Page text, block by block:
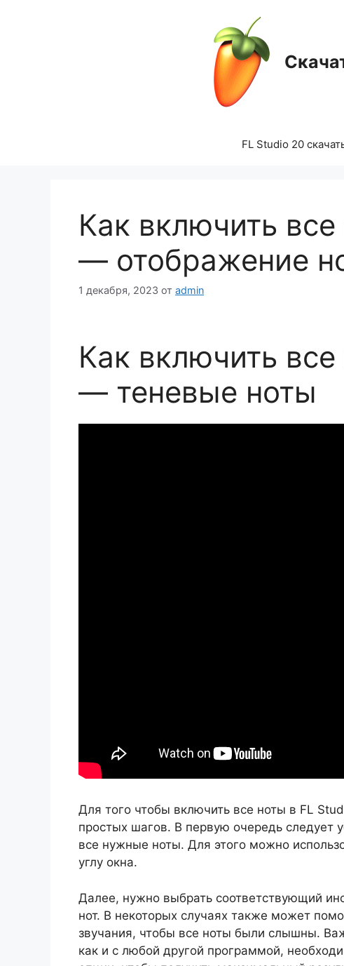
FL Studio 20
Как включить
— отображение
1 декабря, 2023 от admin
Как включить
— теневые ноты
Для того чтобы включить все ноты в FL
простых шагов. В первую очередь следует
все нужные ноты. Для этого можно
углу окна.
Далее, нужно выбрать соответствующий
нот. В некоторых случаях также может
звучания, чтобы все ноты были слышны.
как и с любой другой программой,